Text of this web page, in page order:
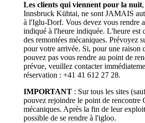
Les clients qui viennent pour la nuit
Innsbruck Kühtai, ne sont JAMAIS
à l'Iglu-Dorf. Vous devez vous rendre
indiqué à l'heure indiquée. L'heure est
des remontées mécaniques. Prévoyez
pour votre arrivée. Si, pour une raison
pouvez pas vous rendre au point de
prévue, veuillez contacter
réservation : +41 41 612 27 28.
IMPORTANT : Sur tous les sites
pouvez rejoindre le point de rencontre
mécaniques. Après la fin de leur
possible de se rendre à l'igloo.